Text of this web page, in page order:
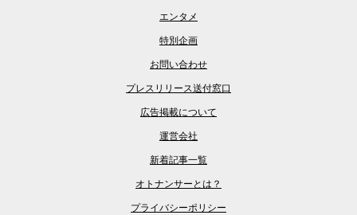
エンタメ
特別企画
お問い合わせ
プレスリリース送付窓口
広告掲載について
運営会社
新着記事一覧
オトナンサーとは？
プライバシーポリシー